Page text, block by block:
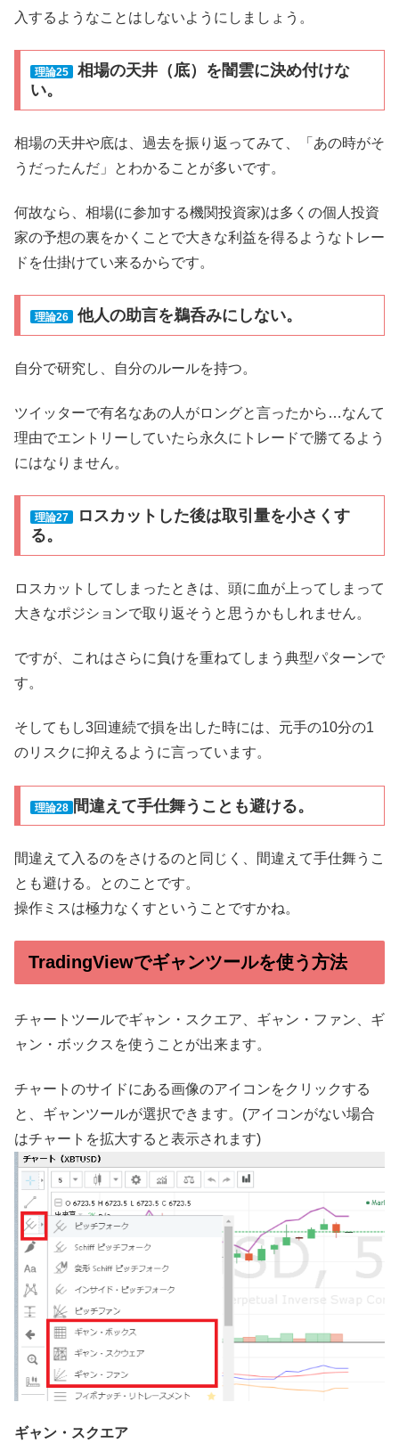
入するようなことはしないようにしましょう。
理論25 相場の天井（底）を闇雲に決め付けな
い。
相場の天井や底は、過去を振り返ってみて、「あの時がそ
うだったんだ」とわかることが多いです。
何故なら、相場(に参加する機関投資家)は多くの個人投資
家の予想の裏をかくことで大きな利益を得るようなトレー
ドを仕掛けてい来るからです。
理論26 他人の助言を鵜呑みにしない。
自分で研究し、自分のルールを持つ。
ツイッターで有名なあの人がロングと言ったから…なんて
理由でエントリーしていたら永久にトレードで勝てるよう
にはなりません。
理論27 ロスカットした後は取引量を小さくす
る。
ロスカットしてしまったときは、頭に血が上ってしまって
大きなポジションで取り返そうと思うかもしれません。
ですが、これはさらに負けを重ねてしまう典型パターンで
す。
そしてもし3回連続で損を出した時には、元手の10分の1
のリスクに抑えるように言っています。
理論28 間違えて手仕舞うことも避ける。
間違えて入るのをさけるのと同じく、間違えて手仕舞うこ
とも避ける。とのことです。
操作ミスは極力なくすということですかね。
TradingViewでギャンツールを使う方法
チャートツールでギャン・スクエア、ギャン・ファン、ギ
ャン・ボックスを使うことが出来ます。
チャートのサイドにある画像のアイコンをクリックする
と、ギャンツールが選択できます。(アイコンがない場合
はチャートを拡大すると表示されます)
ギャン・スクエア